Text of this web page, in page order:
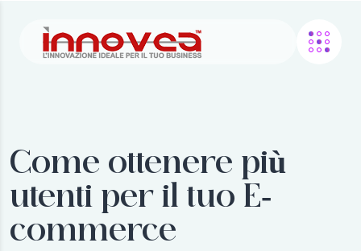
Come ottenere più
utenti per il tuo E-
commerce